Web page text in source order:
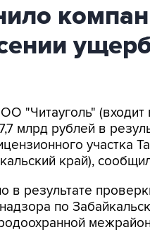
"Читауголь"
млрд рублей в
участка
край),
в результате
по